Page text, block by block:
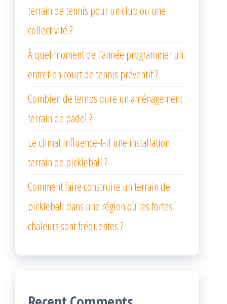
terrain de tennis pour un club ou une
collectivité ?
À quel moment de l’année programmer un
entretien court de tennis préventif ?
Combien de temps dure un aménagement
terrain de padel ?
Le climat influence-t-il une installation
terrain de pickleball ?
Comment faire construire un terrain de
pickleball dans une région où les fortes
chaleurs sont fréquentes ?